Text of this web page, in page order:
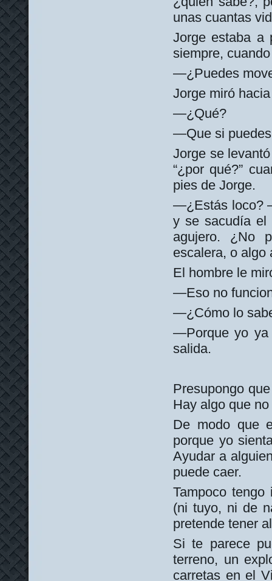
unas cuantas
Jorge estaba a
siempre,
—¿Puedes
Jorge miró
—¿Qué?
—Que si puedes
Jorge se
“¿por qué?”
pies de Jorge.
—¿Estás loco?
y se sacudía el
agujero. ¿No
escalera, o algo
El hombre le
—Eso no
—¿Cómo lo
—Porque yo ya
salida.
Presupongo
Hay algo que
De modo que
porque yo
Ayudar a
puede caer.
Tampoco
(ni tuyo, ni de
pretende tener
Si te parece
terreno, un
carretas en el